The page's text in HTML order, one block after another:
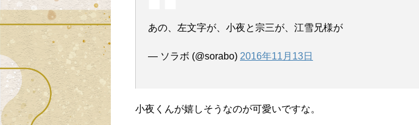
あの、左文字が、小夜と宗三が、江雪兄様が
— ソラボ (@sorabo) 2016年11月13日
小夜くんが嬉しそうなのが可愛いですな。